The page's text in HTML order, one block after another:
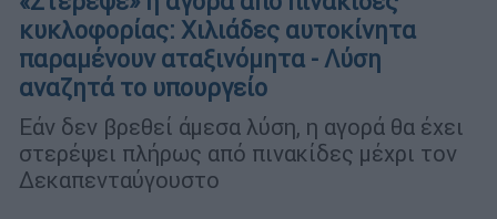
κυκλοφορίας: Χιλιάδες αυτοκίνητα
παραμένουν αταξινόμητα - Λύση
αναζητά το υπουργείο
Εάν δεν βρεθεί άμεσα λύση, η αγορά θα έχει
στερέψει πλήρως από πινακίδες μέχρι τον
Δεκαπενταύγουστο